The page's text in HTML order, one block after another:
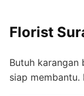
Florist
Butuh karangan
siap